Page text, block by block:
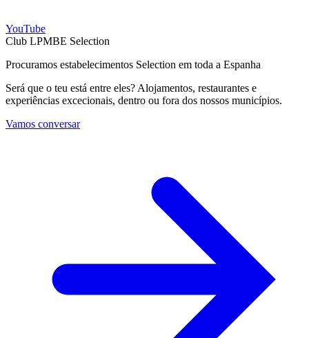
YouTube
Club LPMBE Selection
Procuramos estabelecimentos Selection em toda a Espanha
Será que o teu está entre eles? Alojamentos, restaurantes e
experiências excecionais, dentro ou fora dos nossos municípios.
Vamos conversar